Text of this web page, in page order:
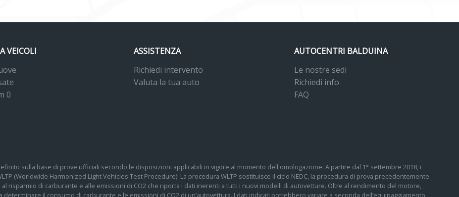
VEICOLI
0
ASSISTENZA
Richiedi intervento
Valuta la tua auto
AUTOCENTRI BALDUINA
Le nostre sedi
Richiedi info
FAQ
sulla base di prove ufficiali secondo le disposizioni applicabili in vigore al momento dell'omologazione. A partire dal 1° settembre 2018, i
(Worldwide Harmonized Light Vehicles Test Procedure). La procedura WLTP sostituisce il ciclo NEDC, la procedura di prova precedentemente
risparmio di carburante e alle emissioni di CO2 che riporta i dati inerenti a tutti i nuovi modelli di autovetture. Oltre al rendimento del motore,
il consumo di carburante e le emissioni di CO2 di un’autovettura. I dati indicati potrebbero variare a seconda dell’equipaggiamento